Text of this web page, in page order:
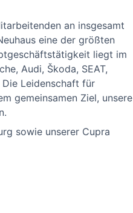
an insgesamt
eine der größten
liegt im
Audi, Škoda, SEAT,
Leidenschaft für
gemeinsamen Ziel, unsere
sowie unserer Cupra